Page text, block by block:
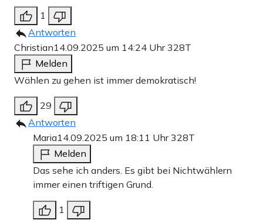
1
Antworten
Christian14.09.2025 um 14:24 Uhr328T
Melden
Wählen zu gehen ist immer demokratisch!
29
Antworten
Maria14.09.2025 um 18:11 Uhr328T
Melden
Das sehe ich anders. Es gibt bei Nichtwählern
immer einen triftigen Grund.
1